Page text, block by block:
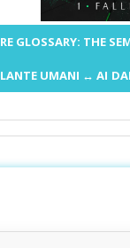
GLOSSARY: THE
UMANI ↔ AI